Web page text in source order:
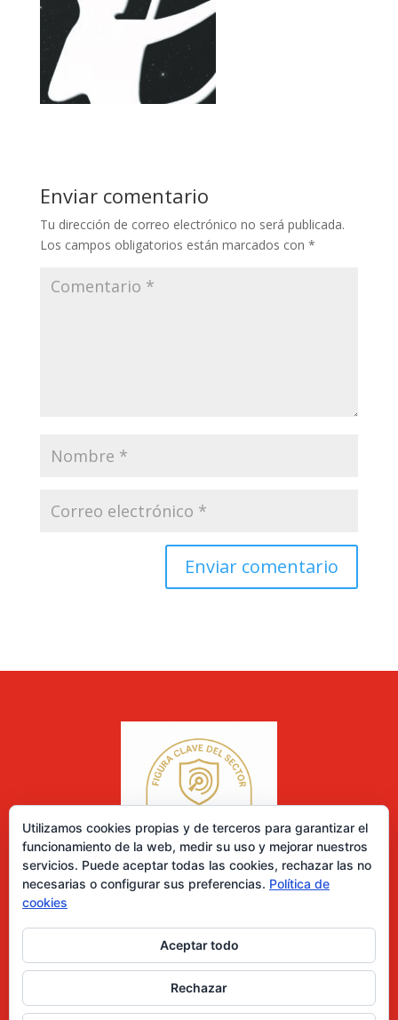
Enviar comentario
Tu dirección de correo electrónico no será publicada.
Los campos obligatorios están marcados con *
0 elementos
Desarrollado por Diseñador web para empresas
Utilizamos cookies propias y de terceros para garantizar el
funcionamiento de la web, medir su uso y mejorar nuestros
servicios. Puede aceptar todas las cookies, rechazar las no
necesarias o configurar sus preferencias. Política de
cookies
Aceptar todo
Rechazar